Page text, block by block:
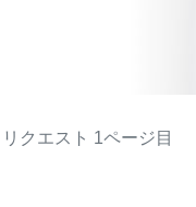
リクエスト 1ページ目